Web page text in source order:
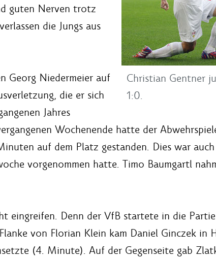
Christian Gentner
1:0.
guten Nerven trotz
die Jungs aus
Georg Niedermeier auf
die er sich
Jahres
Wochenende hatte der
auf dem Platz gestanden. Dies war
vorgenommen hatte. Timo Baumgartl
eingreifen. Denn der VfB startete in die
von Florian Klein kam Daniel Ginczek in
(4. Minute). Auf der Gegenseite gab